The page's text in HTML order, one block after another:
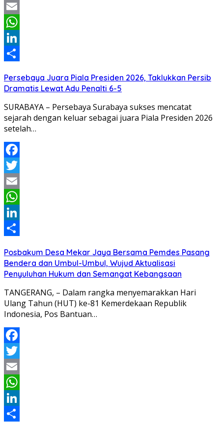
Twitter
Email
WhatsApp
LinkedIn
Persebaya Juara Piala Presiden 2026, Taklukkan Persib
Dramatis Lewat Adu Penalti 6-5
SURABAYA – Persebaya Surabaya sukses mencatat
sejarah dengan keluar sebagai juara Piala Presiden 2026
setelah…
Facebook
Twitter
Email
WhatsApp
LinkedIn
Posbakum Desa Mekar Jaya Bersama Pemdes Pasang
Bendera dan Umbul-Umbul, Wujud Aktualisasi
Penyuluhan Hukum dan Semangat Kebangsaan
TANGERANG, – Dalam rangka menyemarakkan Hari
Ulang Tahun (HUT) ke-81 Kemerdekaan Republik
Indonesia, Pos Bantuan…
Facebook
Twitter
Email
WhatsApp
LinkedIn